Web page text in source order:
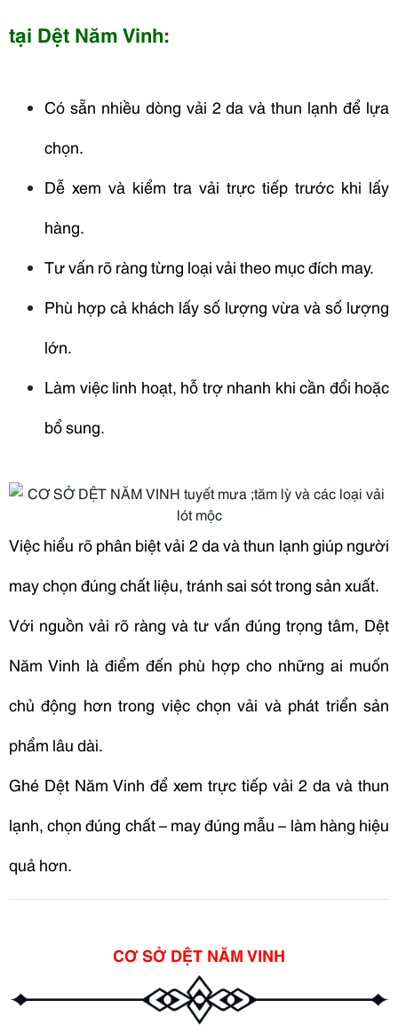
tại Dệt Năm Vinh:
Có sẵn nhiều dòng vải 2 da và thun lạnh để lựa
chọn.
Dễ xem và kiểm tra vải trực tiếp trước khi lấy
hàng.
Tư vấn rõ ràng từng loại vải theo mục đích may.
Phù hợp cả khách lấy số lượng vừa và số lượng
lớn.
Làm việc linh hoạt, hỗ trợ nhanh khi cần đổi hoặc
bổ sung.
Việc hiểu rõ phân biệt vải 2 da và thun lạnh giúp người
may chọn đúng chất liệu, tránh sai sót trong sản xuất.
Với nguồn vải rõ ràng và tư vấn đúng trọng tâm, Dệt
Năm Vinh là điểm đến phù hợp cho những ai muốn
chủ động hơn trong việc chọn vải và phát triển sản
phẩm lâu dài.
Ghé Dệt Năm Vinh để xem trực tiếp vải 2 da và thun
lạnh, chọn đúng chất – may đúng mẫu – làm hàng hiệu
quả hơn.
CƠ SỞ DỆT NĂM VINH